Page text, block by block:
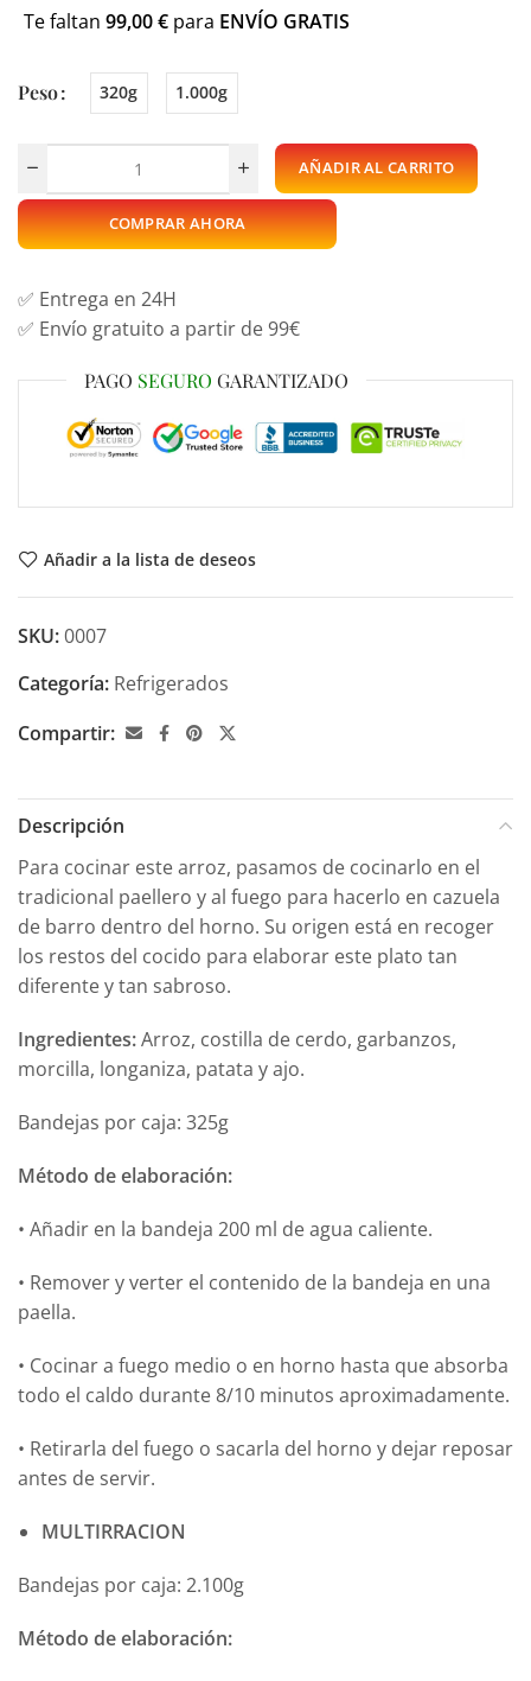
Te faltan 99,00€ para ENVÍO GRATIS
Peso 320g 1.000g
AÑADIR AL CARRITO
COMPRAR AHORA
✅ Entrega en 24H
✅ Envío gratuito a partir de 99€
PAGO SEGURO GARANTIZADO
Añadir a la lista de deseos
SKU:0007
Categoría: Refrigerados
Compartir:
Descripción
Para cocinar este arroz, pasamos de cocinarlo en el
tradicional paellero y al fuego para hacerlo en cazuela
de barro dentro del horno. Su origen está en recoger
los restos del cocido para elaborar este plato tan
diferente y tan sabroso.
Ingredientes:Arroz, costilla de cerdo, garbanzos,
morcilla, longaniza, patata y ajo.
Bandejas por caja: 325g
Método de elaboración:
• Añadir en la bandeja 200 ml de agua caliente.
• Remover y verter el contenido de la bandeja en una
paella.
• Cocinar a fuego medio o en horno hasta que absorba
todo el caldo durante 8/10 minutos aproximadamente.
• Retirarla del fuego o sacarla del horno y dejar reposar
antes de servir.
MULTIRRACION
Bandejas por caja: 2.100g
Método de elaboración: